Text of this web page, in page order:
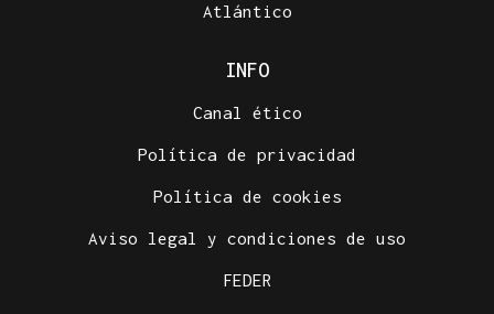
Atlántico
INFO
Canal ético
Política de privacidad
Política de cookies
Aviso legal y condiciones de uso
FEDER